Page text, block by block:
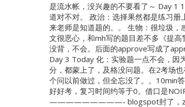
是流水帐，没兴趣的不要看了～ Day 1
道对不对。 政治：选择果然都是练习
来老师是知道题的。。 生物：很垃圾
文很恶心，和mh写的题目差不多《提
没背，不会。后面的approve写成了
Day 3 Today 化：实验题一点不会，因
分，都蒙上了，及格没问题。在2考场
个问以前做过，但全忘没了。。10min
好好考，复习时间约等于0。借口是
—————————- blogspot封了，